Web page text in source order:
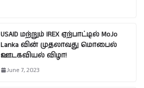
USAID மற்றும் IREX ஏற்பாட்டில் MoJo
Lanka வின் முதலாவது மொபைல்
ஊடகவியல் விழா!
June 7, 2023